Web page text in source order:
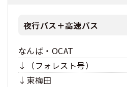
夜行バス＋高速バス
なんば・OCAT
↓（フォレスト号）
↓東梅田